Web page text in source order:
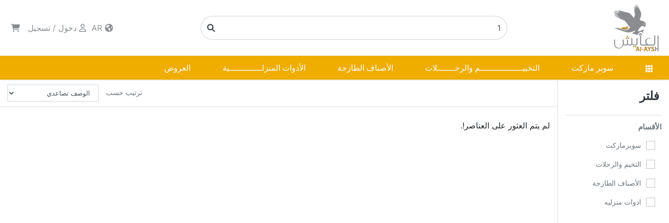
دخول / تسجيل
سوبر ماركت التخييـــــــــــــــــم والرحـــــــلات الأصناف الطازجة الأدوات المنزلـــــــــــــية العروض
فلتر
الأقسام
سوبرماركت
التخيم والرحلات
الأصناف الطازجة
ادوات منزليه
ترتيب حسب
لم يتم العثور على العناصر!.